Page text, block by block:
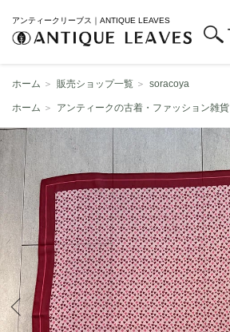
アンティークリーブス｜ANTIQUE LEAVES
ホーム ＞ 販売ショップ一覧 ＞ soracoya
ホーム ＞ アンティークの古着・ファッション雑貨